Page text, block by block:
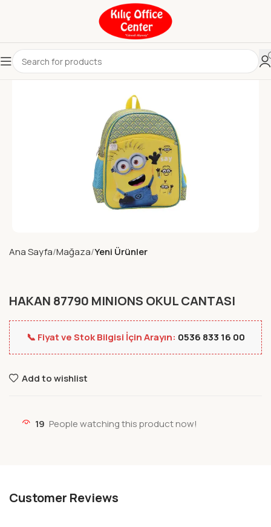
Ana Sayfa Mağaza Yeni Ürünler
HAKAN 87790 MINIONS OKUL CANTASI
📞 Fiyat ve Stok Bilgisi İçin Arayın: 0536 833 16 00
Add to wishlist
19 People watching this product now!
Customer Reviews